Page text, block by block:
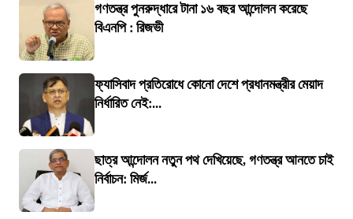
গণতন্ত্র পুনরুদ্ধারে টানা ১৬ বছর আন্দোলন করেছে
বিএনপি : রিজভী
ফ্যাসিবাদ প্রতিরোধে কোনো দেশে প্রধানমন্ত্রীর মেয়াদ
নির্ধারিত নেই:...
ছাত্র আন্দোলন নতুন পথ দেখিয়েছে, গণতন্ত্র আনতে চাই
নির্বাচন: মির্জ...